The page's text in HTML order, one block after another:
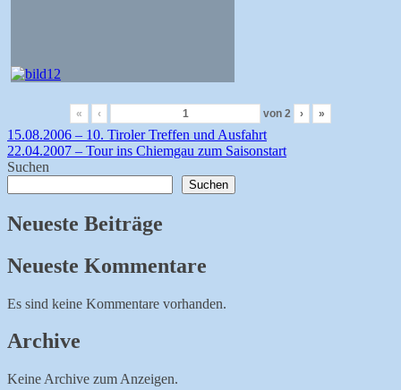
« ‹ von 2 › »
Beitragsnavigation
15.08.2006 – 10. Tiroler Treffen und Ausfahrt
22.04.2007 – Tour ins Chiemgau zum Saisonstart
Suchen
Suchen
Neueste Beiträge
Neueste Kommentare
Es sind keine Kommentare vorhanden.
Archive
Keine Archive zum Anzeigen.